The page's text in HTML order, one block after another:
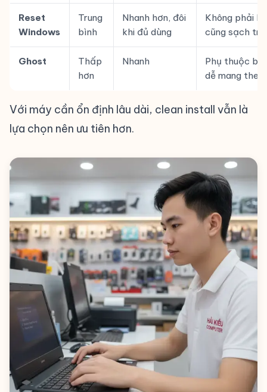
Reset
Windows
Trung
bình
Nhanh hơn, đôi
khi đủ dùng
Không phải
cũng sạch
Ghost
Thấp
hơn
Nhanh
Phụ thuộc bộ
dễ mang theo
Với máy cần ổn định lâu dài, clean install vẫn là
lựa chọn nên ưu tiên hơn.